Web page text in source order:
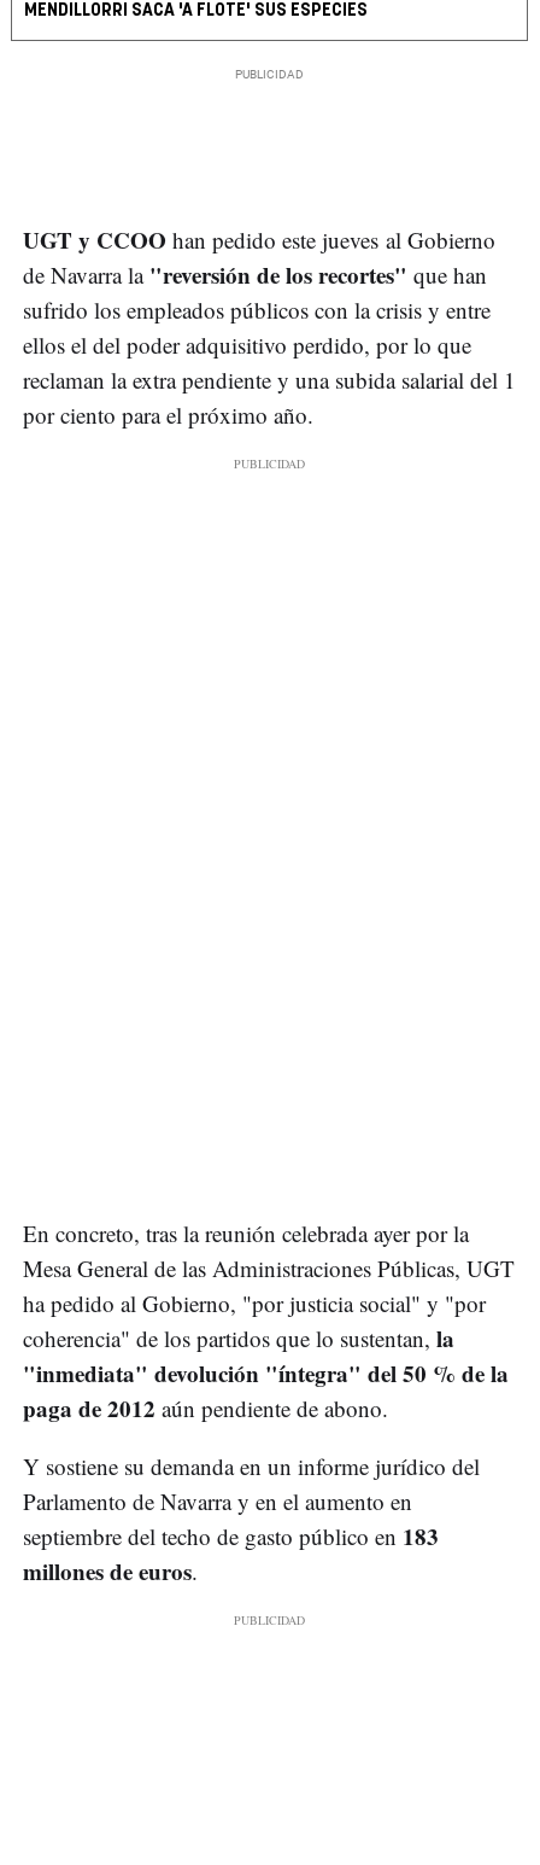
MENDILLORRI SACA 'A FLOTE' SUS ESPECIES
UGT y CCOO han pedido este jueves al Gobierno
de Navarra la "reversión de los recortes" que han
sufrido los empleados públicos con la crisis y entre
ellos el del poder adquisitivo perdido, por lo que
reclaman la extra pendiente y una subida salarial del 1
por ciento para el próximo año.
En concreto, tras la reunión celebrada ayer por la
Mesa General de las Administraciones Públicas, UGT
ha pedido al Gobierno, "por justicia social" y "por
coherencia" de los partidos que lo sustentan, la
"inmediata" devolución "íntegra" del 50 % de la
paga de 2012 aún pendiente de abono.
Y sostiene su demanda en un informe jurídico del
Parlamento de Navarra y en el aumento en
septiembre del techo de gasto público en 183
millones de euros.